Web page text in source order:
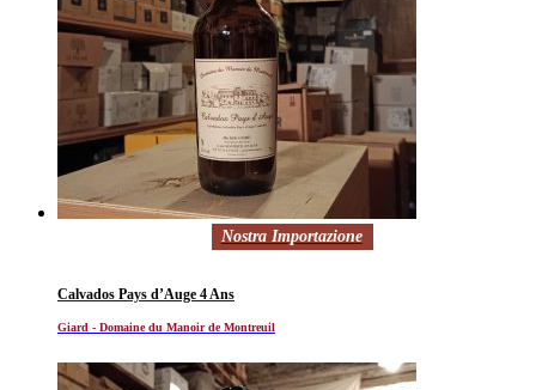
Nostra Importazione
Calvados Pays d’Auge 4 Ans
Giard - Domaine du Manoir de Montreuil